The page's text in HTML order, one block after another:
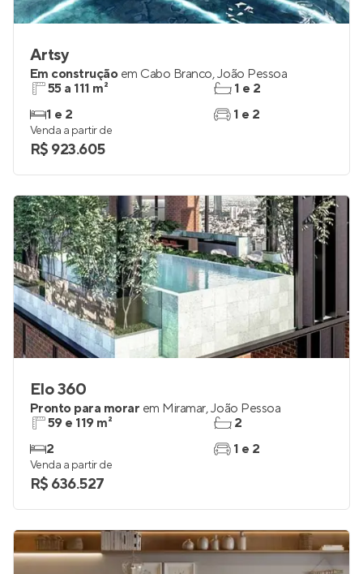
Artsy
Em construção em Cabo Branco,João Pessoa
55 a 111 m²
1 e 2
1 e 2
1 e 2
Venda a partir de
R$ 923.605
Elo 360
Pronto para morar em Miramar,João Pessoa
59 e 119 m²
2
2
1 e 2
Venda a partir de
R$ 636.527